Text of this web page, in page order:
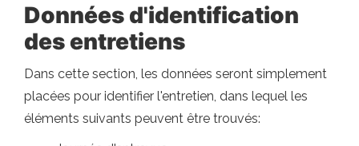
Données d'identification
des entretiens
Dans cette section, les données seront simplement
placées pour identifier l'entretien, dans lequel les
éléments suivants peuvent être trouvés: